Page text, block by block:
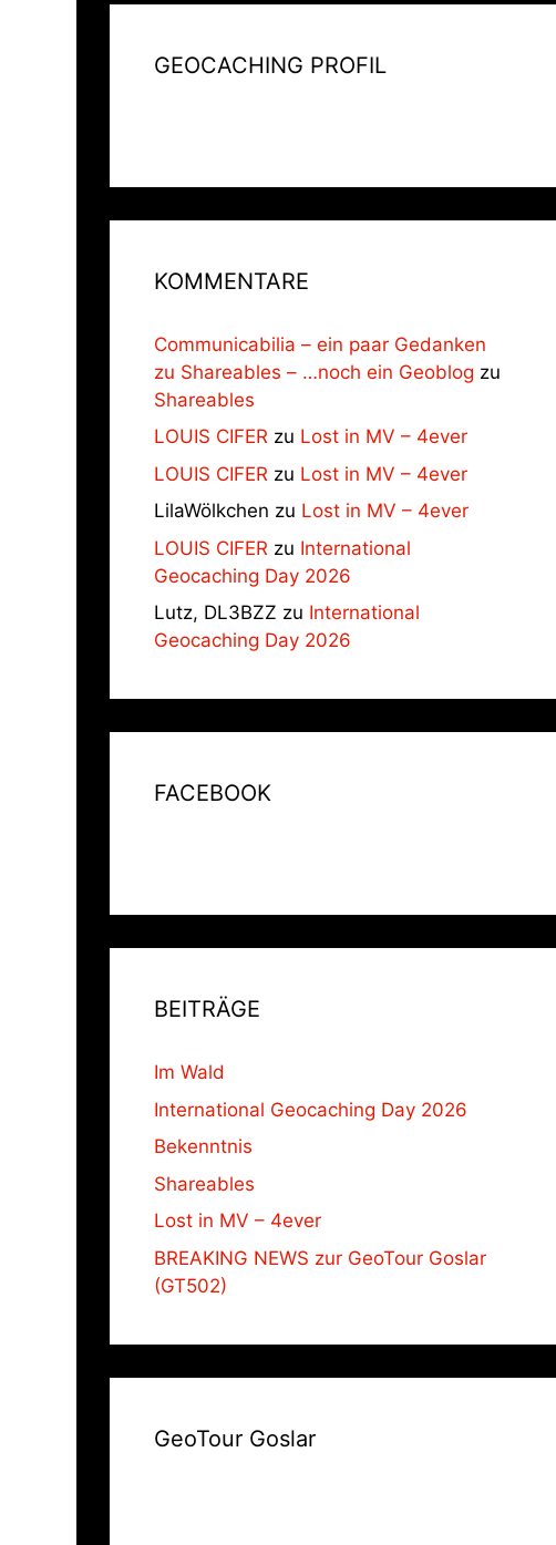
GEOCACHING PROFIL
KOMMENTARE
Communicabilia – ein paar Gedanken
zu Shareables – …noch ein Geoblog zu
Shareables
LOUIS CIFERzu Lost in MV – 4ever
LOUIS CIFER zu Lost in MV – 4ever
LilaWölkchen zu Lost in MV – 4ever
LOUIS CIFER zu International
Geocaching Day 2026
Lutz, DL3BZZ zu International
Geocaching Day 2026
FACEBOOK
BEITRÄGE
Im Wald
International Geocaching Day 2026
Bekenntnis
Shareables
Lost in MV – 4ever
BREAKING NEWS zur GeoTour Goslar
(GT502)
GeoTour Goslar